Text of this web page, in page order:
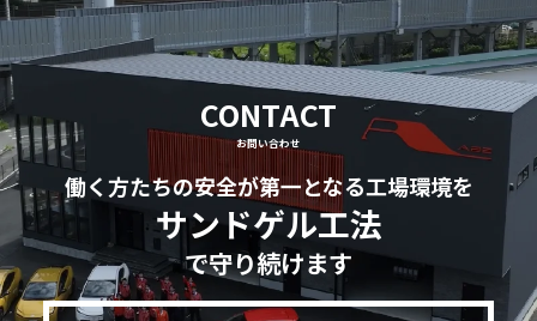
CONTACT
お問い合わせ
働く方たちの安全が第一となる工場環境を
サンドゲル工法
で守り続けます